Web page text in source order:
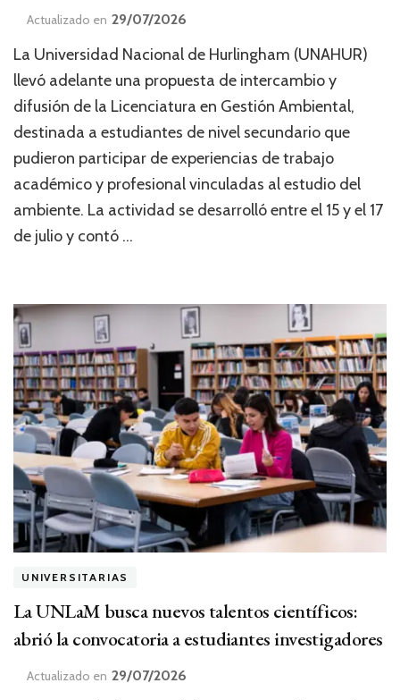
Actualizado en 29/07/2026
La Universidad Nacional de Hurlingham (UNAHUR)
llevó adelante una propuesta de intercambio y
difusión de la Licenciatura en Gestión Ambiental,
destinada a estudiantes de nivel secundario que
pudieron participar de experiencias de trabajo
académico y profesional vinculadas al estudio del
ambiente. La actividad se desarrolló entre el 15 y el 17
de julio y contó …
UNIVERSITARIAS
La UNLaM busca nuevos talentos científicos:
abrió la convocatoria a estudiantes investigadores
Actualizado en 29/07/2026